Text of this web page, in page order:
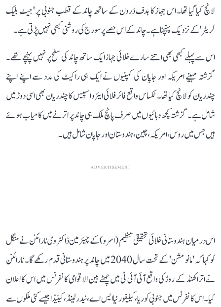
لانچ کیا گیا تھا۔ اس جہاز کا ہدف ڈرون کے ساتھ چاند کے قطب جنوبی پر 'جیٹ بلیک
کریٹر' کے نزدیک پہنچنا ہے۔ چاند کے اس حصے پر سورج کی روشنی کبھی نہیں پڑتی ہے۔
اس سے پہلے کبھی بھی اتنے سارے خلائی جہاز ایک ساتھ چاند کی سطح پر نہیں پہنچے تھے۔
گزشتہ مہینے امریکہ اور جاپان کی کمپنیوں نے ایک ہی راکیٹ کی مدد سے اپنے اپنے
چندریان کو لانچ کیا تھا۔ ٹکساس واقع فائر فلائی ایئرو اسپیس کا چندریان بھی اسی دوڑ میں
شامل ہے۔ گزشتہ کچھ دہائیوں میں صرف پانچ ملک ہی چاند پر اترنے میں کامیاب ہوئے
ہیں جس میں روس، امریکہ، چین، ہندوستان اور جاپان شامل ہیں۔
ADVERTISEMENT
اس درمیان ہندوستانی خلائی تحقیقی تنظیم (اسرو) کے چیئرمین ڈاکٹر وی نارائنن نے منگل
کو کہا کہ 'مانو مشن' کے تحت سال 2040 میں چاند پر ہندوستانی قدم رکھے گا۔ نارائنن
نے اتراکھنڈ کے روڑکی واقع آئی آئی ٹی میں چھٹے بین الاقوامی کانفرنس میں اس کا اعلان
کیا۔ اس کانفرنس میں جنوبی کوریا، کیلیفورنیا ایس اے، نیدر لینڈ، کینیڈا جیسے کئی ملکوں سے